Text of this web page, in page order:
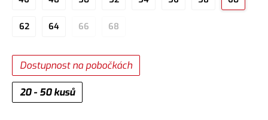
62 64 66 68
20 - 50 kusů
Dostupnost na pobočkách